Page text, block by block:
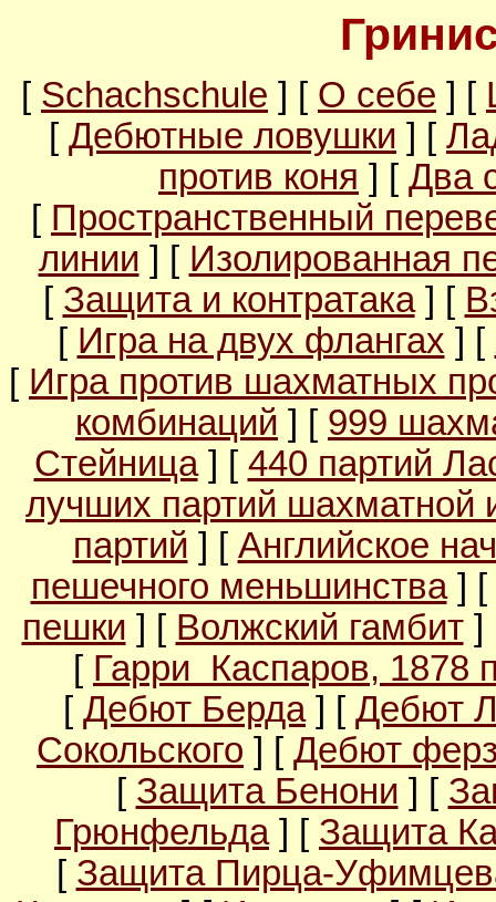
[ Schachschule ] [ О себе ] [
[ Дебютные ловушки ] [
против коня ] [ Два
[ Пространственный
линии ] [ Изолированная
[ Защита и контратака] [
[ Игра на двух флангах ] [
[ Игра против шахматных
комбинаций ] [ 999
Стейница] [ 440 партий
лучших партий шахматной
партий ] [ Английское
пешечного меньшинства] [
пешки ] [ Волжский гамбит]
[ Гарри Каспаров, 1878
[ Дебют Берда] [ Дебют
Сокольского ] [ Дебют
[ Защита Бенони ] [
Грюнфельда] [ Защита
[ Защита Пирца-